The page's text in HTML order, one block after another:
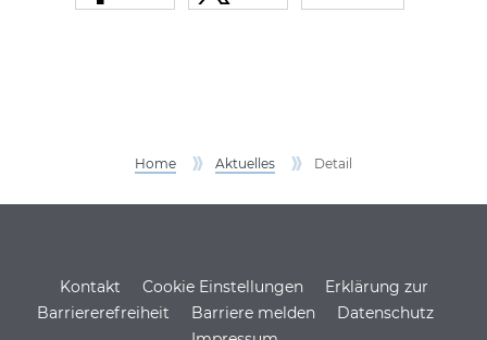
Home Aktuelles Detail
Service Informationen
Kontakt Cookie Einstellungen
Erklärung zur
Barriererefreiheit
Barriere melden
Datenschutz